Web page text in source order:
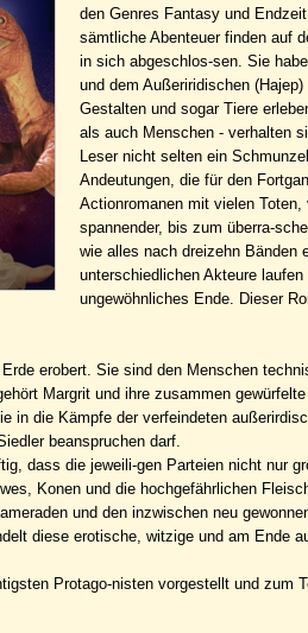
den Genres Fantasy und
sämtliche Abenteuer finden auf
in sich abgeschlos-sen. Sie
und dem Außeriridischen
Gestalten und sogar Tiere
als auch Menschen - verhalten
Leser nicht selten ein
Andeutungen, die für den
Actionromanen mit vielen
spannender, bis zum überra-
wie alles nach dreizehn Bänden
unterschiedlichen Akteure
ungewöhnliches Ende. Dieser
erobert. Sie sind den Menschen
Margrit und ihre zusammen
in die Kämpfe der verfeindeten
beanspruchen darf.
dass die jeweili-gen Parteien nicht nur
Konen und die hochgefährlichen
und den inzwischen neu
diese erotische, witzige und am Ende
Protago-nisten vorgestellt und zum